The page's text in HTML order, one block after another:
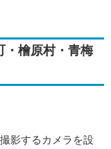
・檜原村・青梅
影するカメラを設